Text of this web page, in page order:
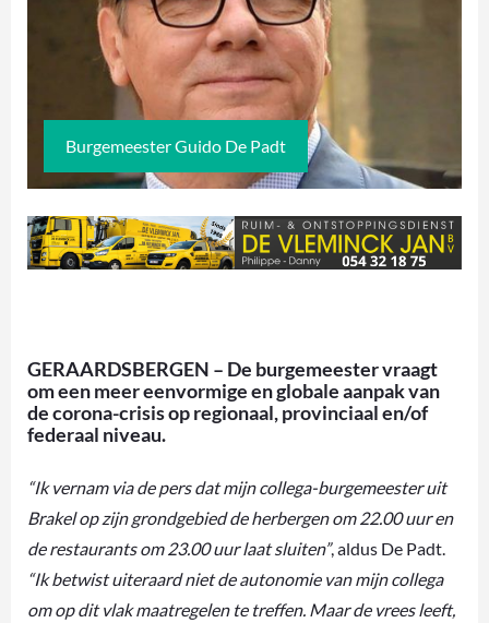
Burgemeester Guido De Padt
GERAARDSBERGEN – De burgemeester vraagt
om een meer eenvormige en globale aanpak van
de corona-crisis op regionaal, provinciaal en/of
federaal niveau.
“Ik vernam via de pers dat mijn collega-burgemeester uit
Brakel op zijn grondgebied de herbergen om 22.00 uur en
de restaurants om 23.00 uur laat sluiten”, aldus De Padt.
“Ik betwist uiteraard niet de autonomie van mijn collega
om op dit vlak maatregelen te treffen. Maar de vrees leeft,